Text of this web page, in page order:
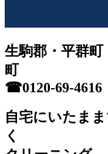
生駒郡・平群
町
☎0120-69-4616
自宅にいたまま
く